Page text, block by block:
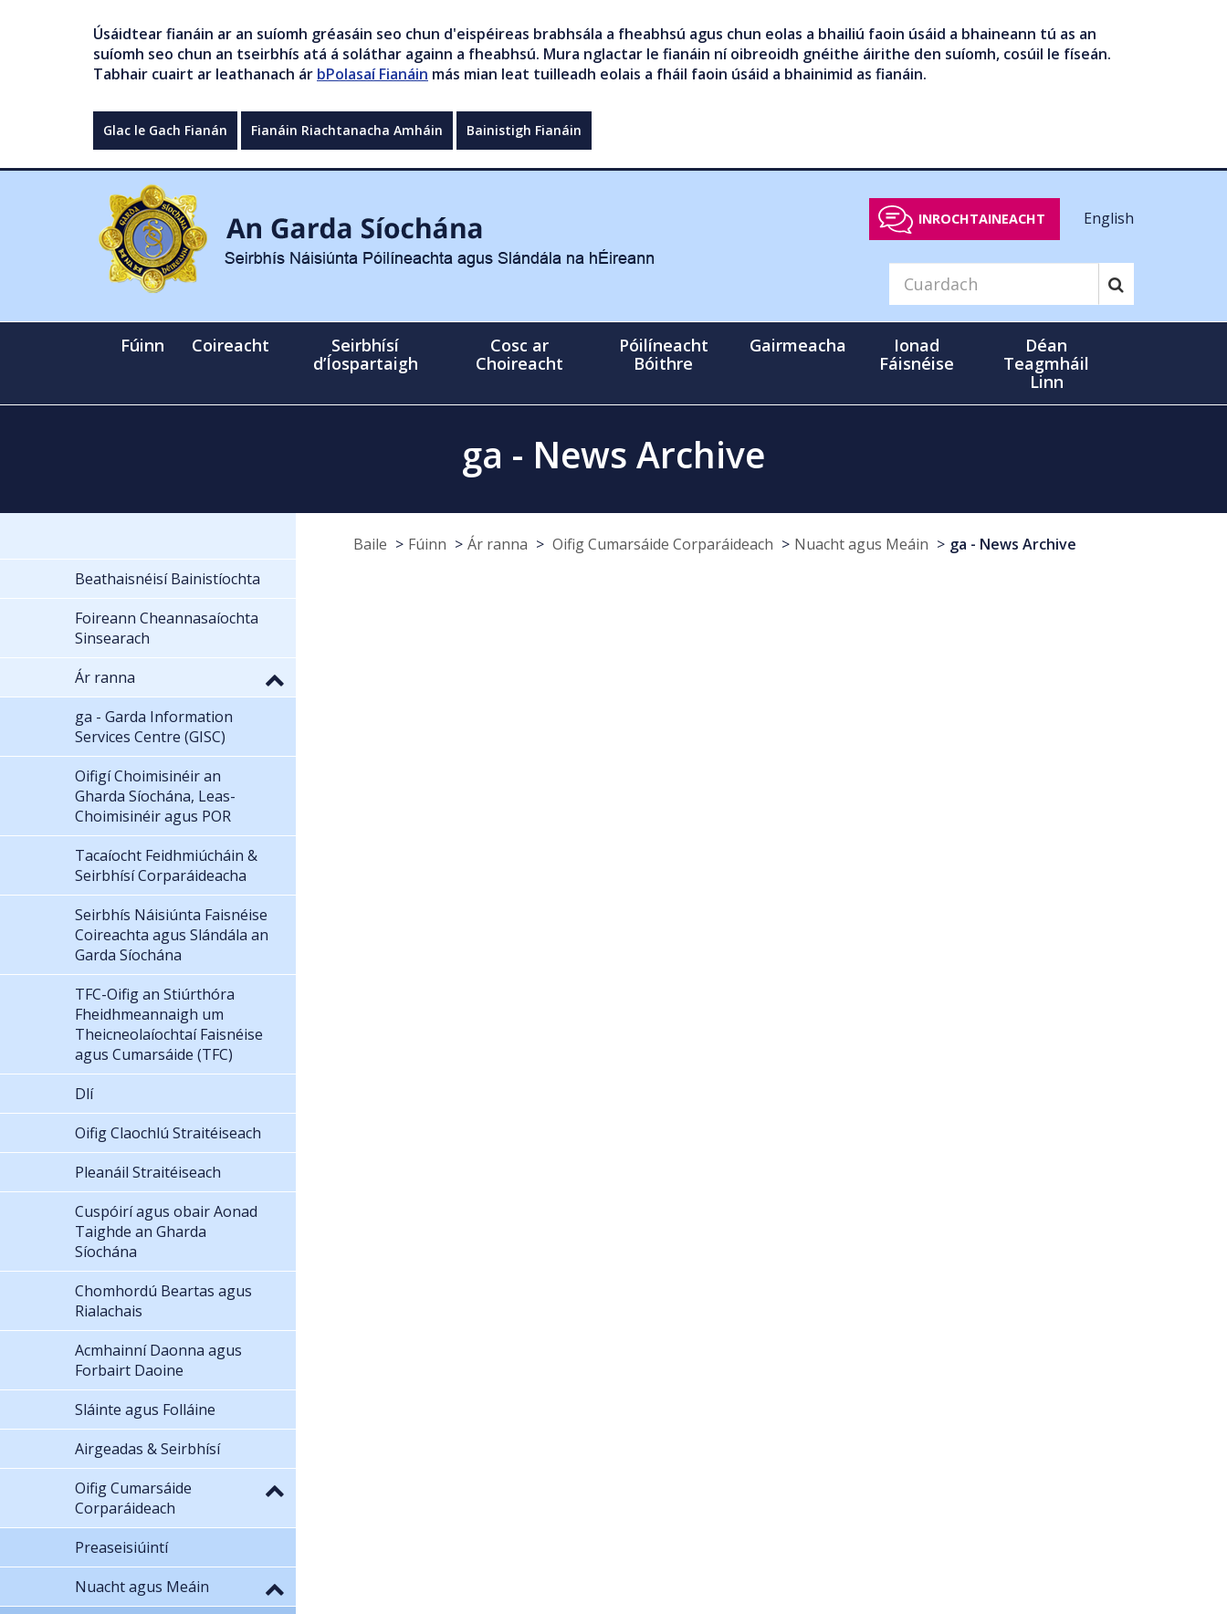
Úsáidtear fianáin ar an suíomh gréasáin seo chun d'eispéireas brabhsála a fheabhsú agus chun eolas a bhailiú faoin úsáid a bhaineann tú as an
suíomh seo chun an tseirbhís atá á soláthar againn a fheabhsú. Mura nglactar le fianáin ní oibreoidh gnéithe áirithe den suíomh, cosúil le físeán.
Tabhair cuairt ar leathanach ár bPolasaí Fianáin más mian leat tuilleadh eolais a fháil faoin úsáid a bhainimid as fianáin.
Glac le Gach Fianán Fianáin Riachtanacha Amháin Bainistigh Fianáin
INROCHTAINEACHT English
Fúinn Coireacht
Seirbhísí
d’Íospartaigh
Cosc ar
Choireacht
Póilíneacht
Bóithre
Gairmeacha
Ionad
Fáisnéise
Déan
Teagmháil
Linn
ga - News Archive
Baile Fúinn Ár ranna Oifig Cumarsáide Corparáideach Nuacht agus Meáin
ga - News Archive
Beathaisnéisí Bainistíochta
Foireann Cheannasaíochta
Sinsearach
Ár ranna
ga - Garda Information
Services Centre (GISC)
Oifigí Choimisinéir an
Gharda Síochána, Leas-
Choimisinéir agus POR
Tacaíocht Feidhmiúcháin &
Seirbhísí Corparáideacha
Seirbhís Náisiúnta Faisnéise
Coireachta agus Slándála an
Garda Síochána
TFC-Oifig an Stiúrthóra
Fheidhmeannaigh um
Theicneolaíochtaí Faisnéise
agus Cumarsáide (TFC)
Dlí
Oifig Claochlú Straitéiseach
Pleanáil Straitéiseach
Cuspóirí agus obair Aonad
Taighde an Gharda
Síochána
Chomhordú Beartas agus
Rialachais
Acmhainní Daonna agus
Forbairt Daoine
Sláinte agus Folláine
Airgeadas & Seirbhísí
Oifig Cumarsáide
Corparáideach
Preaseisiúintí
Nuacht agus Meáin